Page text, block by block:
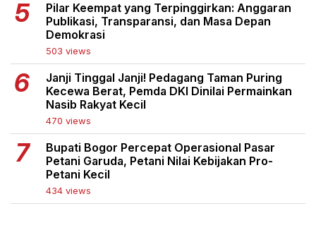
Pilar Keempat yang Terpinggirkan: Anggaran
Publikasi, Transparansi, dan Masa Depan
Demokrasi
503 views
Janji Tinggal Janji! Pedagang Taman Puring
Kecewa Berat, Pemda DKI Dinilai Permainkan
Nasib Rakyat Kecil
470 views
Bupati Bogor Percepat Operasional Pasar
Petani Garuda, Petani Nilai Kebijakan Pro-
Petani Kecil
434 views